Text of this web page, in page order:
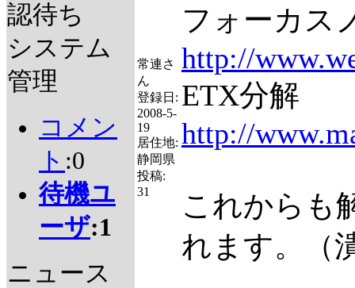
認待ち
システム
管理
コメン
ト :0
待機ユ
ーザ:1
ニュース
常連さ
ん
登録日:
2008-5-
19
居住地:
静岡県
投稿:
31
フォーカス
http://
ETX分解
http://
これからも
れます。（